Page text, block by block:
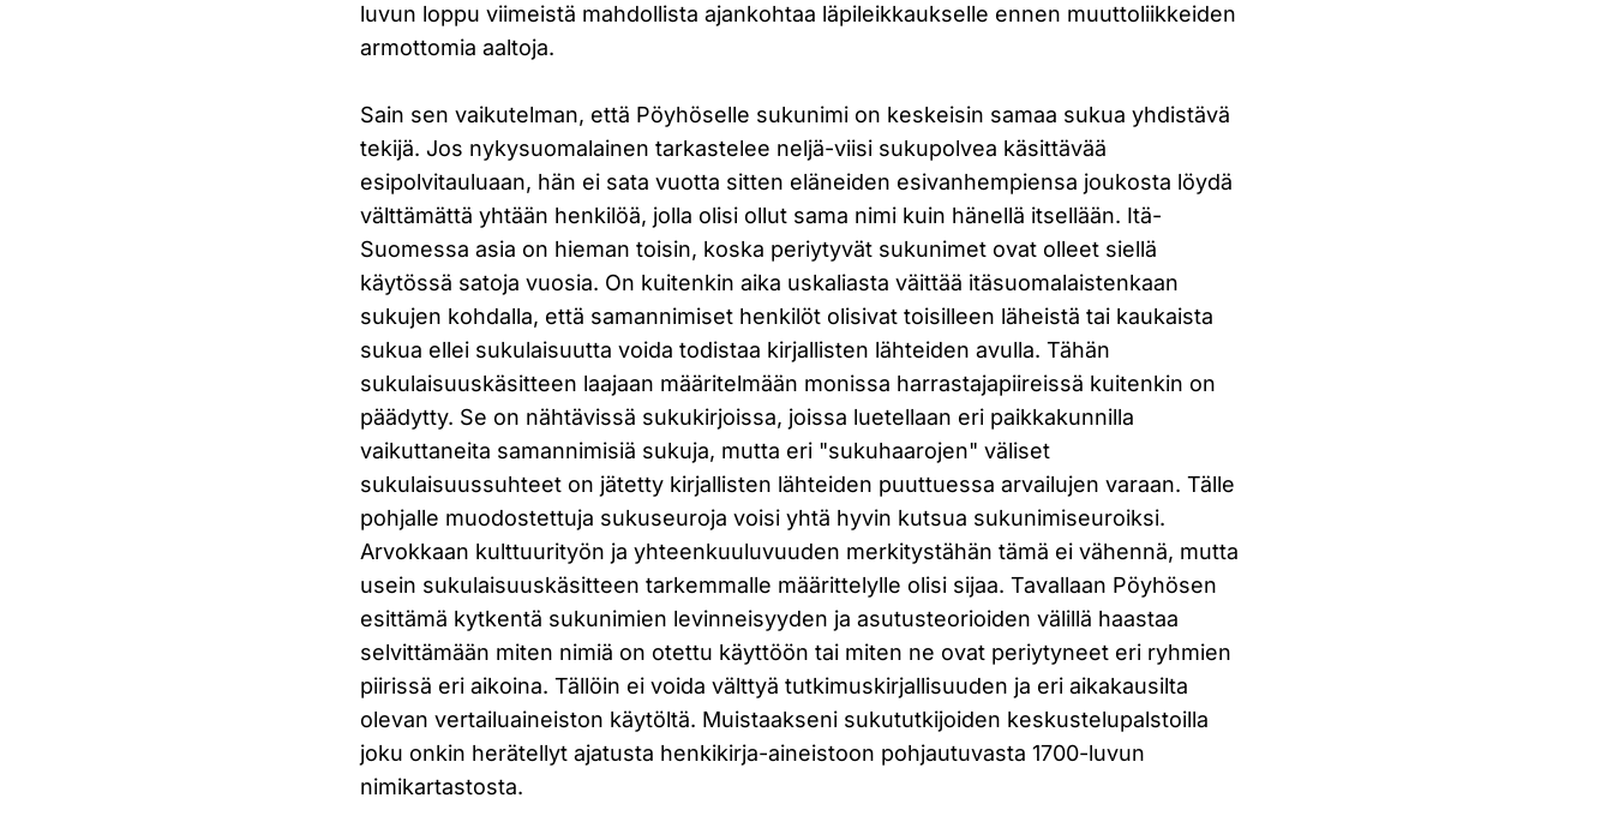
luvun loppu viimeistä mahdollista ajankohtaa läpileikkaukselle ennen muuttoliikkeiden
armottomia aaltoja.
Sain sen vaikutelman, että Pöyhöselle sukunimi on keskeisin samaa sukua yhdistävä
tekijä. Jos nykysuomalainen tarkastelee neljä-viisi sukupolvea käsittävää
esipolvitauluaan, hän ei sata vuotta sitten eläneiden esivanhempiensa joukosta löydä
välttämättä yhtään henkilöä, jolla olisi ollut sama nimi kuin hänellä itsellään. Itä-
Suomessa asia on hieman toisin, koska periytyvät sukunimet ovat olleet siellä
käytössä satoja vuosia. On kuitenkin aika uskaliasta väittää itäsuomalaistenkaan
sukujen kohdalla, että samannimiset henkilöt olisivat toisilleen läheistä tai kaukaista
sukua ellei sukulaisuutta voida todistaa kirjallisten lähteiden avulla. Tähän
sukulaisuuskäsitteen laajaan määritelmään monissa harrastajapiireissä kuitenkin on
päädytty. Se on nähtävissä sukukirjoissa, joissa luetellaan eri paikkakunnilla
vaikuttaneita samannimisiä sukuja, mutta eri "sukuhaarojen" väliset
sukulaisuussuhteet on jätetty kirjallisten lähteiden puuttuessa arvailujen varaan. Tälle
pohjalle muodostettuja sukuseuroja voisi yhtä hyvin kutsua sukunimiseuroiksi.
Arvokkaan kulttuurityön ja yhteenkuuluvuuden merkitystähän tämä ei vähennä, mutta
usein sukulaisuuskäsitteen tarkemmalle määrittelylle olisi sijaa. Tavallaan Pöyhösen
esittämä kytkentä sukunimien levinneisyyden ja asutusteorioiden välillä haastaa
selvittämään miten nimiä on otettu käyttöön tai miten ne ovat periytyneet eri ryhmien
piirissä eri aikoina. Tällöin ei voida välttyä tutkimuskirjallisuuden ja eri aikakausilta
olevan vertailuaineiston käytöltä. Muistaakseni sukututkijoiden keskustelupalstoilla
joku onkin herätellyt ajatusta henkikirja-aineistoon pohjautuvasta 1700-luvun
nimikartastosta.